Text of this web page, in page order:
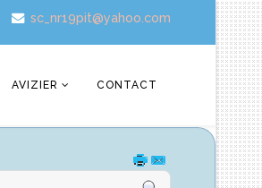
sc_nr19pit@yahoo.com
AVIZIER CONTACT